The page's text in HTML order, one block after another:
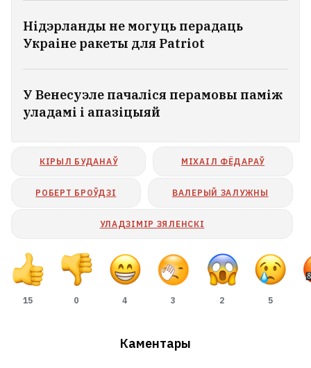
Нідэрланды не могуць перадаць
Украіне ракеты для Patriot
У Венесуэле пачаліся перамовы паміж
уладамі і апазіцыяй
КІРЫЛ БУДАНАЎ МІХАІЛ ФЁДАРАЎ
РОБЕРТ БРОЎДЗІ ВАЛЕРЫЙ ЗАЛУЖНЫ
УЛАДЗІМІР ЗЯЛЕНСКІ
15 0 4 3 2 5
Каментары